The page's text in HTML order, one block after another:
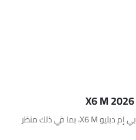
استكشف جميع 1 الصور الخارجية لـ بي إم دبليو X6 M، بما في ذلك منظر